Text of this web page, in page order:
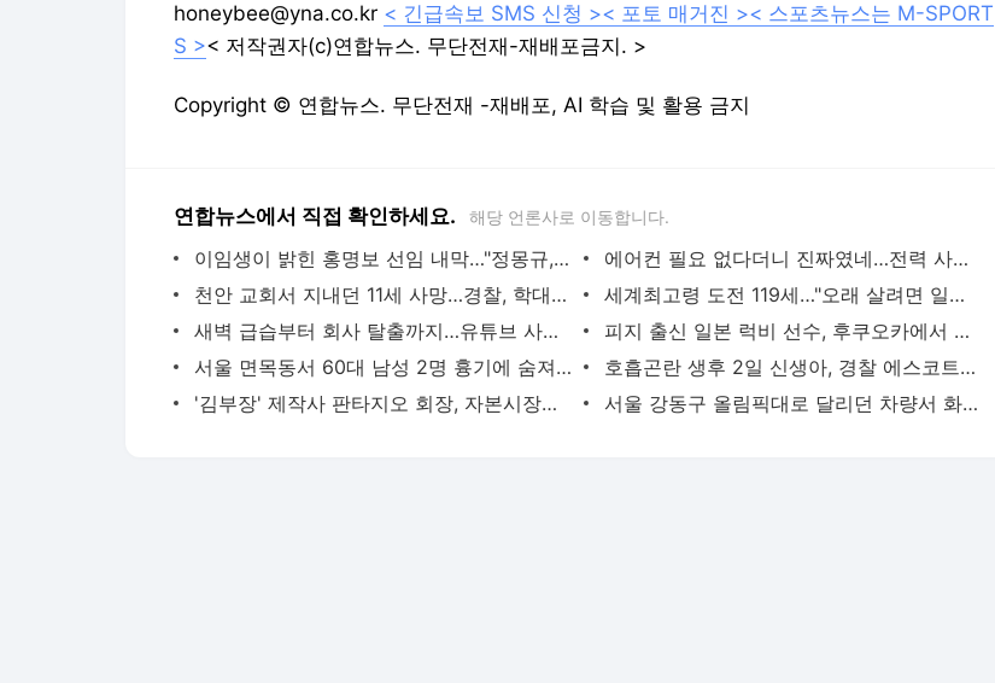
honeybee@yna.co.kr < 긴급속보 SMS 신청 >< 포토 매거진 >< 스포츠뉴스는 M-SPORT
S >< 저작권자(c)연합뉴스. 무단전재-재배포금지. >
Copyright © 연합뉴스. 무단전재 -재배포, AI 학습 및 활용 금지
연합뉴스에서 직접 확인하세요. 해당 언론사로 이동합니다.
이임생이 밝힌 홍명보 선임 내막…"정몽규, TD판단 믿는다고 해"(종합) | 연합뉴스
에어컨 필요 없다더니 진짜였네…전력 사용량으로 본 냉방 도시 | 연합뉴스
천안 교회서 지내던 11세 사망…경찰, 학대치사 여부 수사(종합) | 연합뉴스
세계최고령 도전 119세…"오래 살려면 일하고 건강하게 먹어라" | 연합뉴스
새벽 급습부터 회사 탈출까지…유튜브 사로잡은 '날것'의 일상 | 연합뉴스
피지 출신 일본 럭비 선수, 후쿠오카에서 훈련 중 열사병 사망 | 연합뉴스
서울 면목동서 60대 남성 2명 흉기에 숨져…지인 사이 추정(종합) | 연합뉴스
호흡곤란 생후 2일 신생아, 경찰 에스코트로 생명 구해 | 연합뉴스
'김부장' 제작사 판타지오 회장, 자본시장법 위반 혐의 피소 | 연합뉴스
서울 강동구 올림픽대로 달리던 차량서 화재…구간 정체 | 연합뉴스